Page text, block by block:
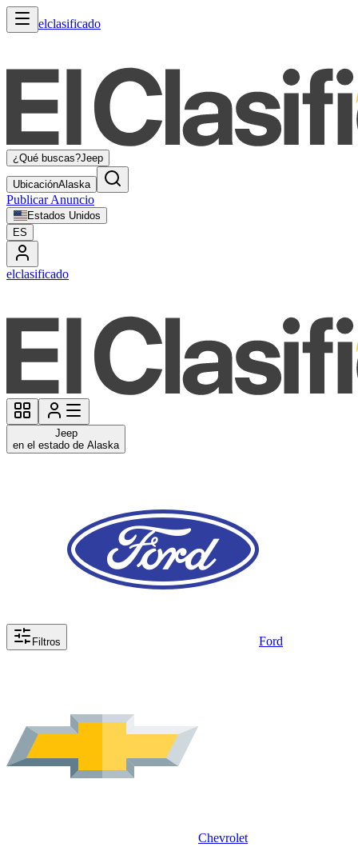
elclasificado
¿Qué buscas?Jeep
UbicaciónAlaska
Publicar Anuncio
Estados Unidos
ES
elclasificado
Jeep
en el estado de Alaska
Filtros Ford
Chevrolet